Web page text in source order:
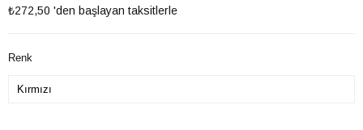
₺272,50 'den başlayan taksitlerle
Renk